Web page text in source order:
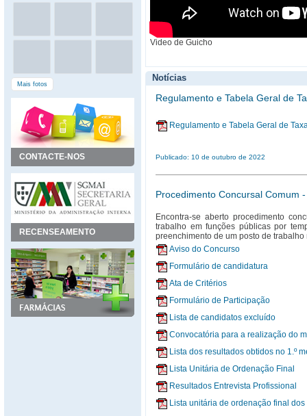
Mais fotos
CONTACTE-NOS
RECENSEAMENTO
Video de Guicho
Notícias
Regulamento e Tabela Geral de
Regulamento e Tabela Geral de
Publicado: 10 de outubro de 2022
Procedimento Concursal Comum
Encontra-se aberto procedimento
trabalho em funções públicas por
preenchimento de um posto de
Aviso do Concurso
Formulário de candidatura
Ata de Critérios
Formulário de Participação
Lista de candidatos excluído
Convocatória para a realização do
Lista dos resultados obtidos no 1.º
Lista Unitária de Ordenação Final
Resultados Entrevista Profissional
Lista unitária de ordenação final